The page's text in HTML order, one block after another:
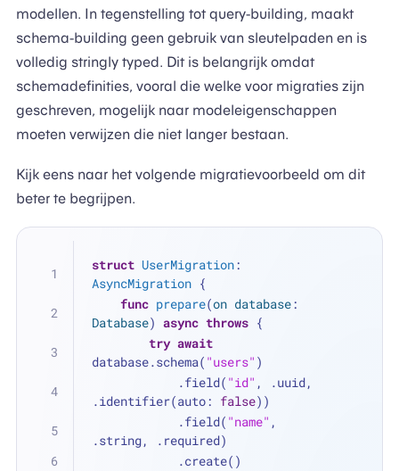
modellen. In tegenstelling tot query-building, maakt
schema-building geen gebruik van sleutelpaden en is
volledig stringly typed. Dit is belangrijk omdat
schemadefinities, vooral die welke voor migraties zijn
geschreven, mogelijk naar modeleigenschappen
moeten verwijzen die niet langer bestaan.
Kijk eens naar het volgende migratievoorbeeld om dit
beter te begrijpen.
struct UserMigration
AsyncMigration {
func prepare(on database
Database) async throws {
try await
database.schema( "users" )
            .field(
"id" , .uuid,
.identifier(auto: false))
            .field(
"name" ,
.string, .required)
            .create()